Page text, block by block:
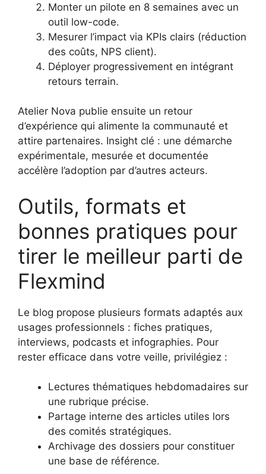
Monter un pilote en 8 semaines avec un
outil low-code.
Mesurer l’impact via KPIs clairs (réduction
des coûts, NPS client).
Déployer progressivement en intégrant
retours terrain.
Atelier Nova publie ensuite un retour
d’expérience qui alimente la communauté et
attire partenaires. Insight clé : une démarche
expérimentale, mesurée et documentée
accélère l’adoption par d’autres acteurs.
Outils, formats et
bonnes pratiques pour
tirer le meilleur parti de
Flexmind
Le blog propose plusieurs formats adaptés aux
usages professionnels : fiches pratiques,
interviews, podcasts et infographies. Pour
rester efficace dans votre veille, privilégiez :
Lectures thématiques hebdomadaires sur
une rubrique précise.
Partage interne des articles utiles lors
des comités stratégiques.
Archivage des dossiers pour constituer
une base de référence.